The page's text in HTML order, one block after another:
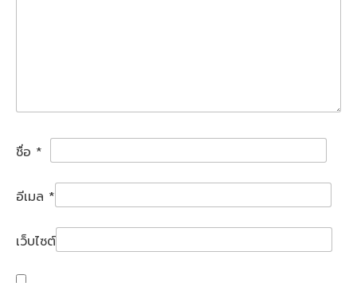
ชื่อ *
อีเมล *
เว็บไซต์